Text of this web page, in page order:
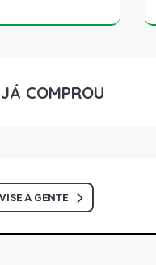
FOX PLUS HATCH 1.6 8V
2010)
FOX SPORT HATCH 1.6 8V
2007)
COMPROU
A GENTE